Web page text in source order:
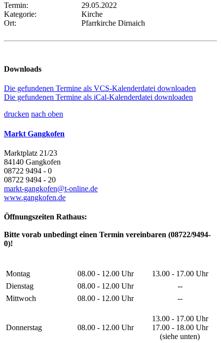
Termin:
29.05.2022
Kategorie:
Kirche
Ort:
Pfarrkirche Dirnaich
Downloads
Die gefundenen Termine als VCS-Kalenderdatei downloaden
Die gefundenen Termine als iCal-Kalenderdatei downloaden
drucken nach oben
Markt Gangkofen
Marktplatz 21/23
84140 Gangkofen
08722 9494 - 0
08722 9494 - 20
markt-gangkofen@t-online.de
www.gangkofen.de
Öffnungszeiten Rathaus:
Bitte vorab unbedingt einen Termin vereinbaren (08722/9494-
0)!
Montag 08.00 - 12.00 Uhr
13.00 - 17.00 Uhr
Dienstag
08.00 - 12.00 Uhr
--
Mittwoch
08.00 - 12.00 Uhr --
Donnerstag 08.00 - 12.00 Uhr
13.00 - 17.00 Uhr
17.00 - 18.00 Uhr
(siehe unten)